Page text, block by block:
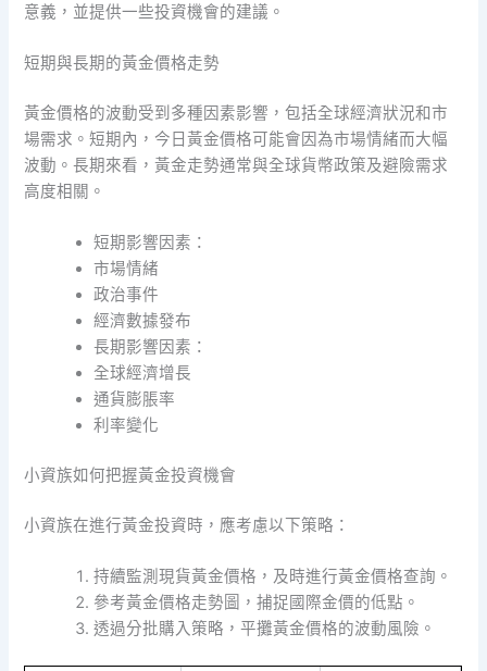
意義，並提供一些投資機會的建議。
短期與長期的黃金價格走勢
黃金價格的波動受到多種因素影響，包括全球經濟狀況和市
場需求。短期內，今日黃金價格可能會因為市場情緒而大幅
波動。長期來看，黃金走勢通常與全球貨幣政策及避險需求
高度相關。
短期影響因素：
市場情緒
政治事件
經濟數據發布
長期影響因素：
全球經濟增長
通貨膨脹率
利率變化
小資族如何把握黃金投資機會
小資族在進行黃金投資時，應考慮以下策略：
持續監測現貨黃金價格，及時進行黃金價格查詢。
參考黃金價格走勢圖，捕捉國際金價的低點。
透過分批購入策略，平攤黃金價格的波動風險。